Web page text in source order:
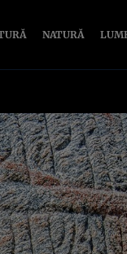
NATURĂ